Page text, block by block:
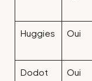
Huggies Oui
Dodot Oui